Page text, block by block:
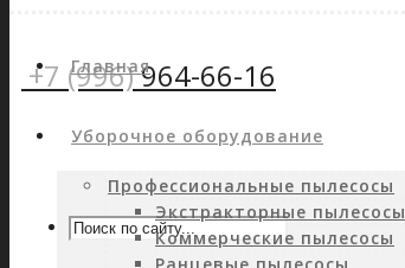
+7 (996)964-66-16
Главная
Уборочное оборудование
Профессиональные пылесосы
Экстракторные пылесосы
Коммерческие пылесосы